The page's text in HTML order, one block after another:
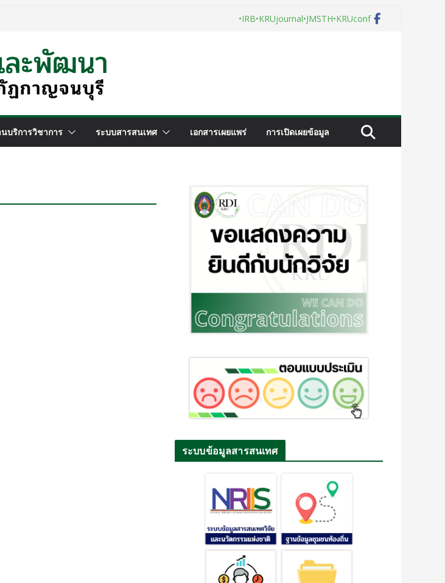
•IRB•KRUjournal•JMSTH•KRUconf
นบริการวิชาการ ระบบสารสนเทศ เอกสารเผยแพร่ การเปิดเผยข้อมูล
ระบบข้อมูลสารสนเทศ